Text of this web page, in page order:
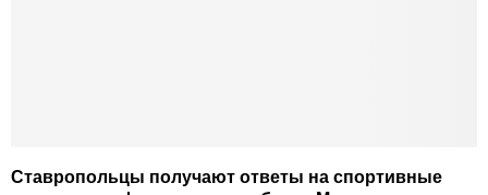
Ставропольцы получают ответы на спортивные